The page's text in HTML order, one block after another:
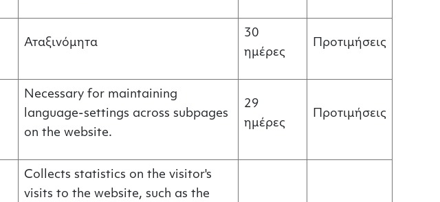
Αταξινόμητα
30
ημέρες
Προτιμήσεις
Necessary for maintaining
language-settings across subpages
on the website.
29
ημέρες
Προτιμήσεις
Collects statistics on the visitor's
visits to the website, such as the